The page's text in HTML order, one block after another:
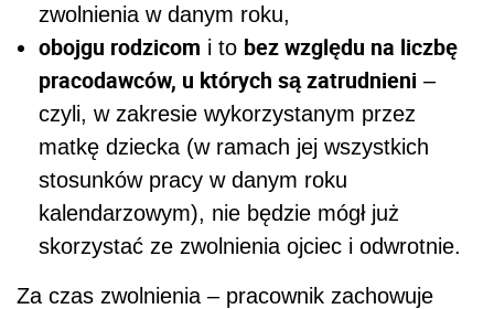
zwolnienia w danym roku,
obojgu rodzicom i to bez względu na liczbę
pracodawców, u których są zatrudnieni –
czyli, w zakresie wykorzystanym przez
matkę dziecka (w ramach jej wszystkich
stosunków pracy w danym roku
kalendarzowym), nie będzie mógł już
skorzystać ze zwolnienia ojciec i odwrotnie.
Za czas zwolnienia – pracownik zachowuje